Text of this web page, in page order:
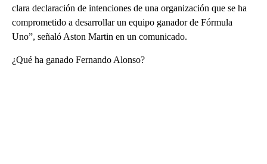
clara declaración de intenciones de una organización que se ha
comprometido a desarrollar un equipo ganador de Fórmula
Uno”, señaló Aston Martin en un comunicado.
¿Qué ha ganado Fernando Alonso?